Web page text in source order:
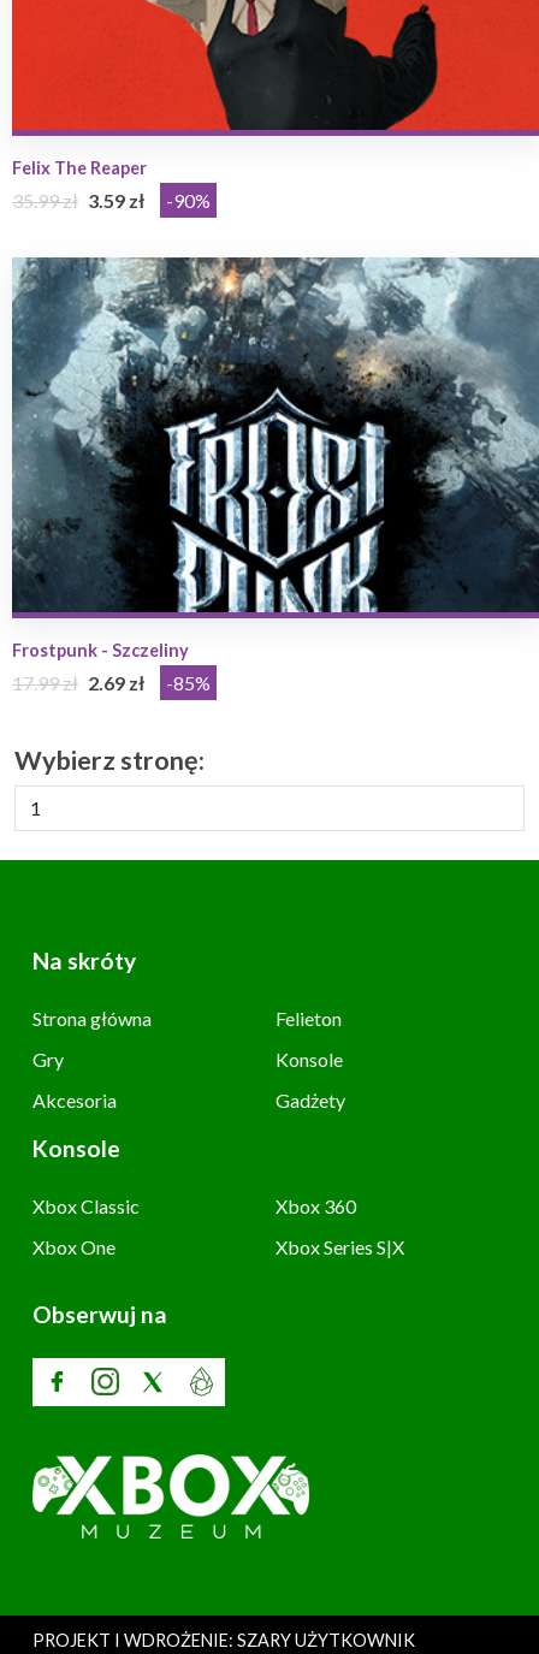
Felix The Reaper
35.99 zł 3.59 zł -90%
Frostpunk - Szczeliny
17.99 zł 2.69 zł -85%
Wybierz stronę:
Na skróty
Strona główna
Felieton
Gry
Konsole
Akcesoria
Gadżety
Konsole
Xbox Classic
Xbox 360
Xbox One
Xbox Series S|X
Obserwuj na
PROJEKT I WDROŻENIE: SZARY UŻYTKOWNIK